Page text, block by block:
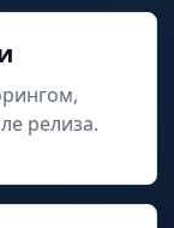
релиза.